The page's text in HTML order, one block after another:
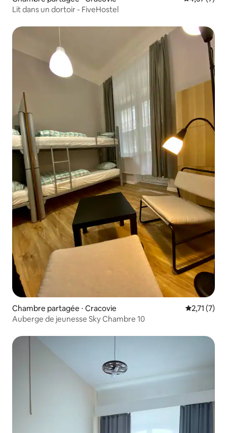
Lit dans un dortoir - FiveHostel
Chambre partagée ⋅ Cracovie Évaluation
2,71 (7)
Auberge de jeunesse Sky Chambre 10